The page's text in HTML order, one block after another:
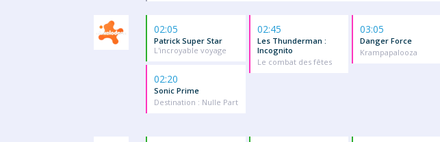
02:05
Patrick Super Star
L'incroyable voyage
02:20
Sonic Prime
Destination : Nulle Part
02:45
Les Thunderman :
Incognito
Le combat des fêtes
03:05
Danger Force
Krampapalooza